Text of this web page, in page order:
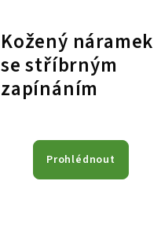
Kožený náramek
se stříbrným
zapínáním
Prohlédnout